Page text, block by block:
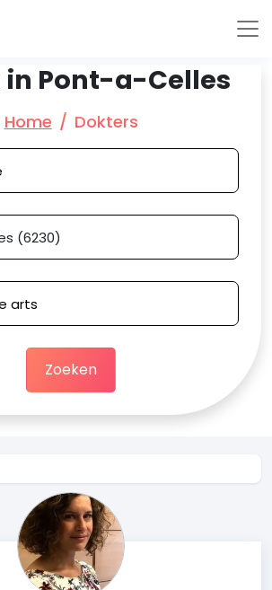
in Pont-a-Celles
Home Dokters
Zoeken